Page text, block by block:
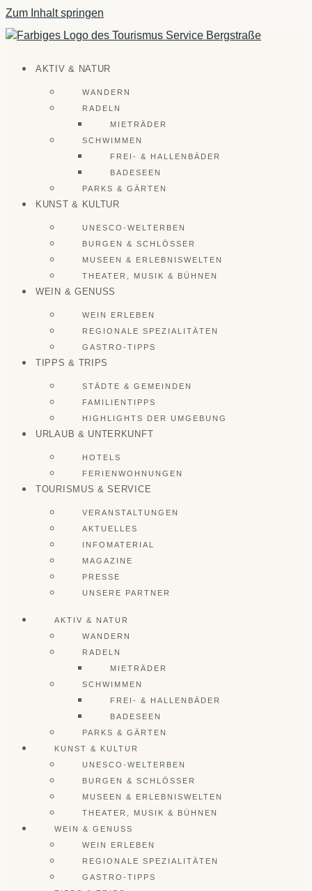
Zum Inhalt springen
AKTIV & NATUR
WANDERN
RADELN
MIETRÄDER
SCHWIMMEN
FREI- & HALLENBÄDER
BADESEEN
PARKS & GÄRTEN
KUNST & KULTUR
UNESCO-WELTERBEN
BURGEN & SCHLÖSSER
MUSEEN & ERLEBNISWELTEN
THEATER, MUSIK & BÜHNEN
WEIN & GENUSS
WEIN ERLEBEN
REGIONALE SPEZIALITÄTEN
GASTRO-TIPPS
TIPPS & TRIPS
STÄDTE & GEMEINDEN
FAMILIENTIPPS
HIGHLIGHTS DER UMGEBUNG
URLAUB & UNTERKUNFT
HOTELS
FERIENWOHNUNGEN
TOURISMUS & SERVICE
VERANSTALTUNGEN
AKTUELLES
INFOMATERIAL
MAGAZINE
PRESSE
UNSERE PARTNER
AKTIV & NATUR
WANDERN
RADELN
MIETRÄDER
SCHWIMMEN
FREI- & HALLENBÄDER
BADESEEN
PARKS & GÄRTEN
KUNST & KULTUR
UNESCO-WELTERBEN
BURGEN & SCHLÖSSER
MUSEEN & ERLEBNISWELTEN
THEATER, MUSIK & BÜHNEN
WEIN & GENUSS
WEIN ERLEBEN
REGIONALE SPEZIALITÄTEN
GASTRO-TIPPS